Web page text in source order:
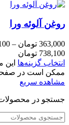
روغن آلوئه ورا
363,000 تومان –
738,100 تومان
انتخاب گزینه‌ها
ممکن است در
مشاهده سریع
جستجو در